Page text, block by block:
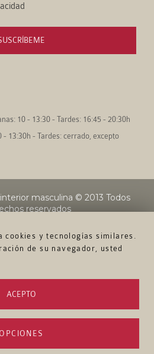
cookies y tecnologías similares.
de su navegador, usted
ACEPTO
OPCIONES
10 - 13:30 - Tardes: 16:45 - 20:30h
- 13:30h - Tardes: cerrado, excepto
masculina © 2013 Todos
reservados